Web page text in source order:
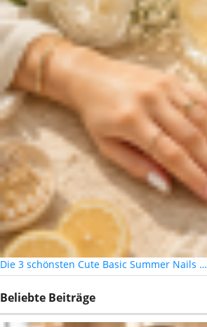
Die 3 schönsten Cute Basic Summer Nails …
Beliebte Beiträge